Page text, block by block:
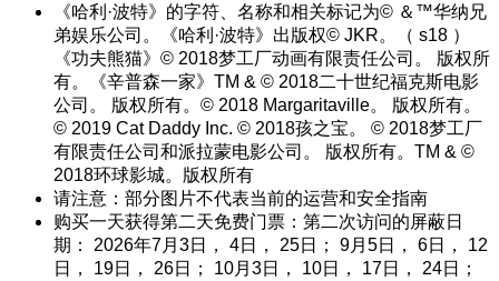
《哈利·波特》的字符、名称和相关标记为© ＆™华纳兄
弟娱乐公司。《哈利·波特》出版权© JKR。（ s18 ）
《功夫熊猫》© 2018梦工厂动画有限责任公司。 版权所
有。《辛普森一家》TM & © 2018二十世纪福克斯电影
公司。 版权所有。© 2018 Margaritaville。 版权所有。
© 2019 Cat Daddy Inc. © 2018孩之宝。 © 2018梦工厂
有限责任公司和派拉蒙电影公司。 版权所有。TM & ©
2018环球影城。版权所有
请注意：部分图片不代表当前的运营和安全指南
购买一天获得第二天免费门票：第二次访问的屏蔽日
期： 2026年7月3日， 4日， 25日； 9月5日， 6日， 12
日， 19日， 26日； 10月3日， 10日， 17日， 24日；